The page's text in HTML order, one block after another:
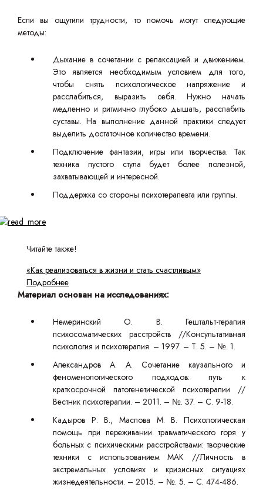
Если вы ощутили трудности, то помочь могут следующие
методы:
Дыхание в сочетании с релаксацией и движением.
Это является необходимым условием для того,
чтобы снять психологическое напряжение и
расслабиться, выразить себя. Нужно начать
медленно и ритмично глубоко дышать, расслабить
суставы. На выполнение данной практики следует
выделить достаточное количество времени.
Подключение фантазии, игры или творчества. Так
техника пустого стула будет более полезной,
захватывающей и интересной.
Поддержка со стороны психотерапевта или группы.
Читайте также!
«Как реализоваться в жизни и стать счастливым»
Подробнее
Материал основан на исследованиях:
Немеринский О. В. Гештальт-терапия
психосоматических расстройств //Консультативная
психология и психотерапия. – 1997. – Т. 5. – №. 1.
Александров А. А. Сочетание каузального и
феноменологического подходов: путь к
краткосрочной патогенетической психотерапии //
Вестник психотерапии. – 2011. – №. 37. – С. 9-18.
Кадыров Р. В., Маслова М. В. Психологическая
помощь при переживании травматического горя у
больных с психическими расстройствами: творческие
техники с использованием МАК //Личность в
экстремальных условиях и кризисных ситуациях
жизнедеятельности. – 2015. – №. 5. – С. 474-486.